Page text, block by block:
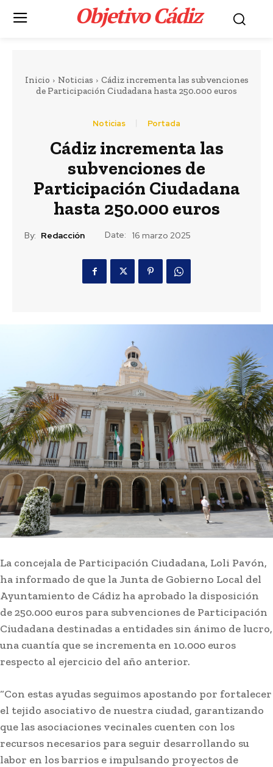
LEER MÁS
Portada
Detenido por asaltar
con un cuchillo a un
hombre en su
vivienda de Barbate y
robar un televisor
Almonte habilitará un espacio en la Venida de la
Virgen del Rocío para las personas mayores y
47 minutos ago
El primer ciclo de las carreras de caballos de
Sanlúcar arranca este sábado
Deportes 1 hora ago
Confirman la absolución de acusados de
asesinato en ajuste de cuentas por
narcotráfico en Chiclana
Actualidad 2 horas ago
Actualidad
Confirmado un nuevo caso de
fiebre del Nilo occidental en
Andalucía
Objetivo Cádiz.
Inicio Noticias
Cádiz incrementa las subvenciones
de Participación Ciudadana hasta 250.000 euros
Noticias Portada
Cádiz incrementa las
subvenciones de
Participación Ciudadana
hasta 250.000 euros
By: Redacción Date: 16 marzo 2025
La concejala de Participación Ciudadana, Loli Pavón,
ha informado de que la Junta de Gobierno Local del
Ayuntamiento de Cádiz ha aprobado la disposición
de 250.000 euros para subvenciones de Participación
Ciudadana destinadas a entidades sin ánimo de lucro,
una cuantía que se incrementa en 10.000 euros
respecto al ejercicio del año anterior.
“Con estas ayudas seguimos apostando por fortalecer
el tejido asociativo de nuestra ciudad, garantizando
que las asociaciones vecinales cuenten con los
recursos necesarios para seguir desarrollando su
labor en los barrios e impulsando proyectos de